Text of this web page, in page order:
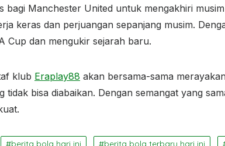
bagi Manchester United untuk mengakhiri
keras dan perjuangan sepanjang musim.
Cup dan mengukir sejarah baru.
klub Eraplay88 akan bersama-sama
tidak bisa diabaikan. Dengan semangat yang
berita bola hari ini berita bola terbaru hari ini